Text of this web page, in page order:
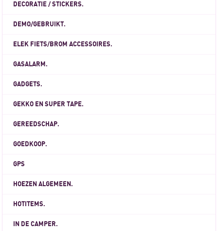
DECORATIE / STICKERS.
DEMO/GEBRUIKT.
ELEK FIETS/BROM ACCESSOIRES.
GASALARM.
GADGETS.
GEKKO EN SUPER TAPE.
GEREEDSCHAP.
GOEDKOOP.
GPS
HOEZEN ALGEMEEN.
HOTITEMS.
IN DE CAMPER.